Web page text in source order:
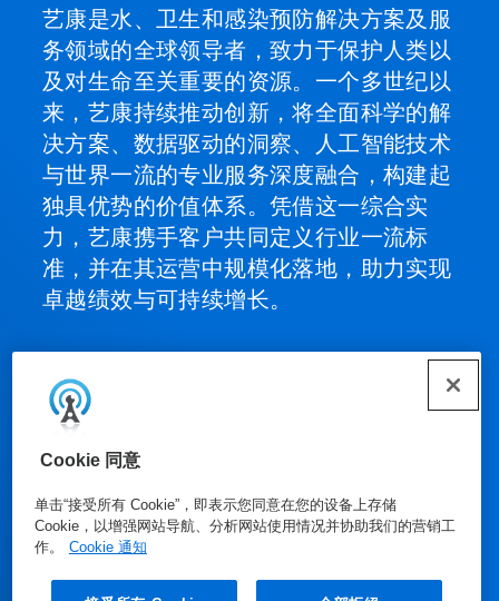
Cookie 同意
单击“接受所有 Cookie”，即表示您同意在您的设备上存储
Cookie，以增强网站导航、分析网站使用情况并协助我们的营销工
作。
Cookie 通知
艺康是水、卫生和感染预防解决方案及服
务领域的全球领导者，致力于保护人类以
及对生命至关重要的资源。一个多世纪以
来，艺康持续推动创新，将全面科学的解
决方案、数据驱动的洞察、人工智能技术
与世界一流的专业服务深度融合，构建起
独具优势的价值体系。凭借这一综合实
力，艺康携手客户共同定义行业一流标
准，并在其运营中规模化落地，助力实现
卓越绩效与可持续增长。
我们的产品
媒体中心